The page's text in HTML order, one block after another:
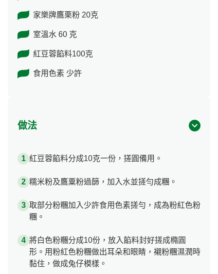
家樂牌鷹栗粉 20克
室溫水 60 克
紅豆蓉餡料100克
食用色素 少許
做法
紅豆蓉餡料分成10克一份，搓圓備用。
糯米粉及鷹粟粉過篩，加入水並搓勻成糰。
取部分粉糰加入少許食用色素搓勻，成為粉紅色粉
糰。
將白色粉糰分成10份，放入餡料封好搓成橢圓
形。用粉紅色粉糰做出耳朵和眼睛，襯粉糰濕潤時
黏住，做成兔仔模樣。